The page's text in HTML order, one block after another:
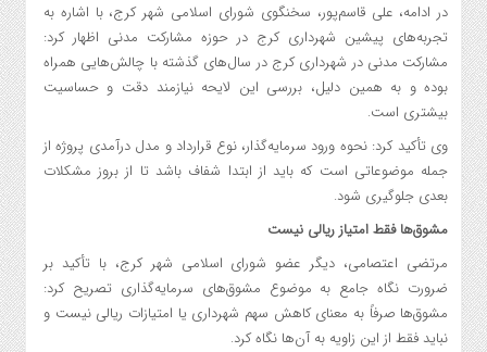
در ادامه، علی قاسم‌پور، سخنگوی شورای اسلامی شهر کرج، با اشاره به
تجربه‌های پیشین شهرداری کرج در حوزه مشارکت مدنی اظهار کرد:
مشارکت مدنی در شهرداری کرج در سال‌های گذشته با چالش‌هایی همراه
بوده و به همین دلیل، بررسی این لایحه نیازمند دقت و حساسیت
بیشتری است.
وی تأکید کرد: نحوه ورود سرمایه‌گذار، نوع قرارداد و مدل درآمدی پروژه از
جمله موضوعاتی است که باید از ابتدا شفاف باشد تا از بروز مشکلات
بعدی جلوگیری شود.
مشوق‌ها فقط امتیاز ریالی نیست
مرتضی اعتصامی، دیگر عضو شورای اسلامی شهر کرج، با تأکید بر
ضرورت نگاه جامع به موضوع مشوق‌های سرمایه‌گذاری تصریح کرد:
مشوق‌ها صرفاً به معنای کاهش سهم شهرداری یا امتیازات ریالی نیست و
نباید فقط از این زاویه به آن‌ها نگاه کرد.